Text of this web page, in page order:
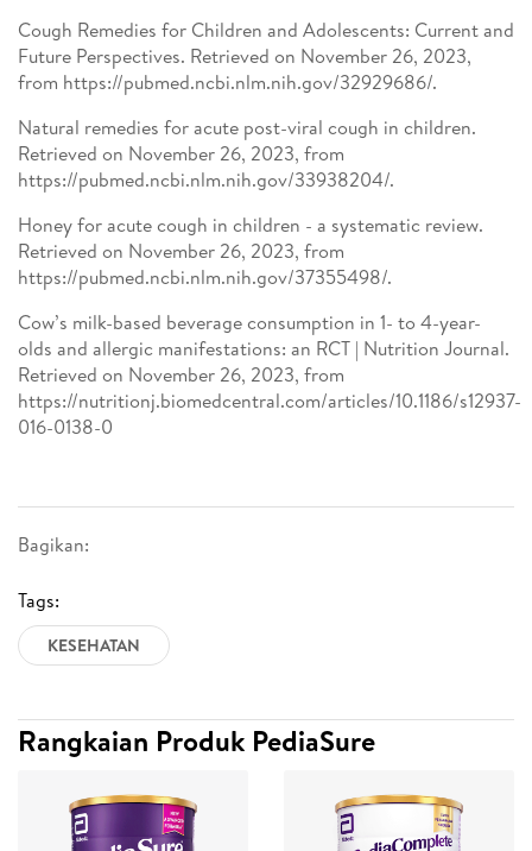
Bagikan:
Tags:
KESEHATAN
Cough Remedies for Children and Adolescents: Current and
Future Perspectives. Retrieved on November 26, 2023,
from https://pubmed.ncbi.nlm.nih.gov/32929686/.
Natural remedies for acute post-viral cough in children.
Retrieved on November 26, 2023, from
https://pubmed.ncbi.nlm.nih.gov/33938204/.
Honey for acute cough in children - a systematic review.
Retrieved on November 26, 2023, from
https://pubmed.ncbi.nlm.nih.gov/37355498/.
Cow’s milk-based beverage consumption in 1- to 4-year-
olds and allergic manifestations: an RCT | Nutrition Journal.
Retrieved on November 26, 2023, from
https://nutritionj.biomedcentral.com/articles/10.1186/s12937-
016-0138-0
Rangkaian Produk PediaSure